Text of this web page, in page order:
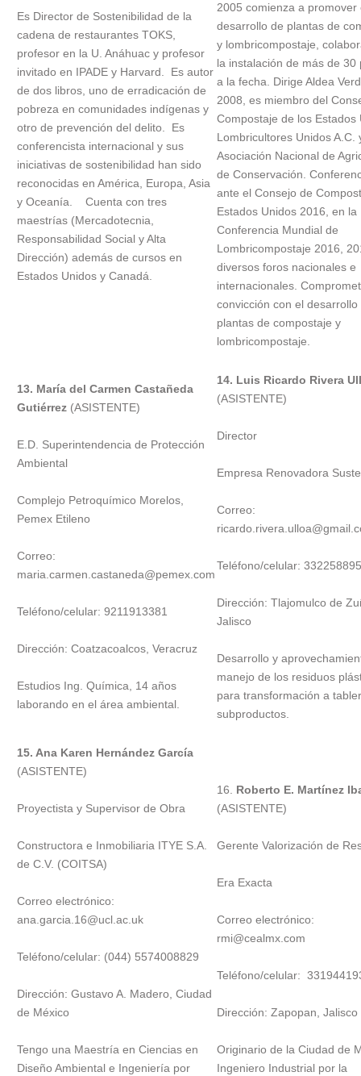
Es Director de Sostenibilidad de la
cadena de restaurantes TOKS,
profesor en la U. Anáhuac y profesor
invitado en IPADE y Harvard. Es autor
de dos libros, uno de erradicación de
pobreza en comunidades indígenas y
otro de prevención del delito. Es
conferencista internacional y sus
iniciativas de sostenibilidad han sido
reconocidas en América, Europa, Asia
y Oceanía. Cuenta con tres
maestrías (Mercadotecnia,
Responsabilidad Social y Alta
Dirección) además de cursos en
Estados Unidos y Canadá.
2005 comienza a promover
desarrollo de plantas de
y lombricompostaje,
la instalación de más de 30
a la fecha. Dirige Aldea
2008, es miembro del
Compostaje de los Estados
Lombricultores Unidos A.C.
Asociación Nacional de
de Conservación.
ante el Consejo de
Estados Unidos 2016, en la
Conferencia Mundial de
Lombricompostaje 2016,
diversos foros nacionales e
internacionales.
convicción con el desarrollo
plantas de compostaje y
lombricompostaje.
13. María del Carmen Castañeda
Gutiérrez (ASISTENTE)
E.D. Superintendencia de Protección
Ambiental
Complejo Petroquímico Morelos,
Pemex Etileno
Correo:
maria.carmen.castaneda@pemex.com
Teléfono/celular: 9211913381
Dirección: Coatzacoalcos, Veracruz
Estudios Ing. Química, 14 años
laborando en el área ambiental.
14. Luis Ricardo Rivera
(ASISTENTE)
Director
Empresa Renovadora
Correo:
Teléfono/celular:
Dirección: Tlajomulco de
Jalisco
Desarrollo y
manejo de los residuos
para transformación a
subproductos.
15. Ana Karen Hernández García
(ASISTENTE)
Proyectista y Supervisor de Obra
Constructora e Inmobiliaria ITYE S.A.
de C.V. (COITSA)
Correo electrónico:
ana.garcia.16@ucl.ac.uk
Teléfono/celular: (044) 5574008829
Dirección: Gustavo A. Madero, Ciudad
de México
Tengo una Maestría en Ciencias en
Diseño Ambiental e Ingeniería por
16. Roberto E. Martínez
(ASISTENTE)
Gerente Valorización de
Era Exacta
Correo electrónico:
rmi@cealmx.com
Teléfono/celular:
Dirección: Zapopan, Jalisco
Originario de la Ciudad de
Ingeniero Industrial por la